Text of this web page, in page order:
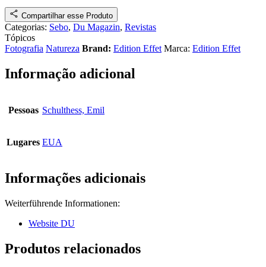
Compartilhar esse Produto
Categorias: Sebo, Du Magazin, Revistas
Tópicos
Fotografia Natureza Brand: Edition Effet Marca: Edition Effet
Informação adicional
Pessoas Schulthess, Emil
Lugares EUA
Informações adicionais
Weiterführende Informationen:
Website DU
Produtos relacionados